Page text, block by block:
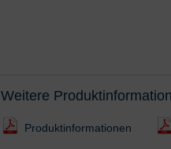
Weitere
Produktinformationen